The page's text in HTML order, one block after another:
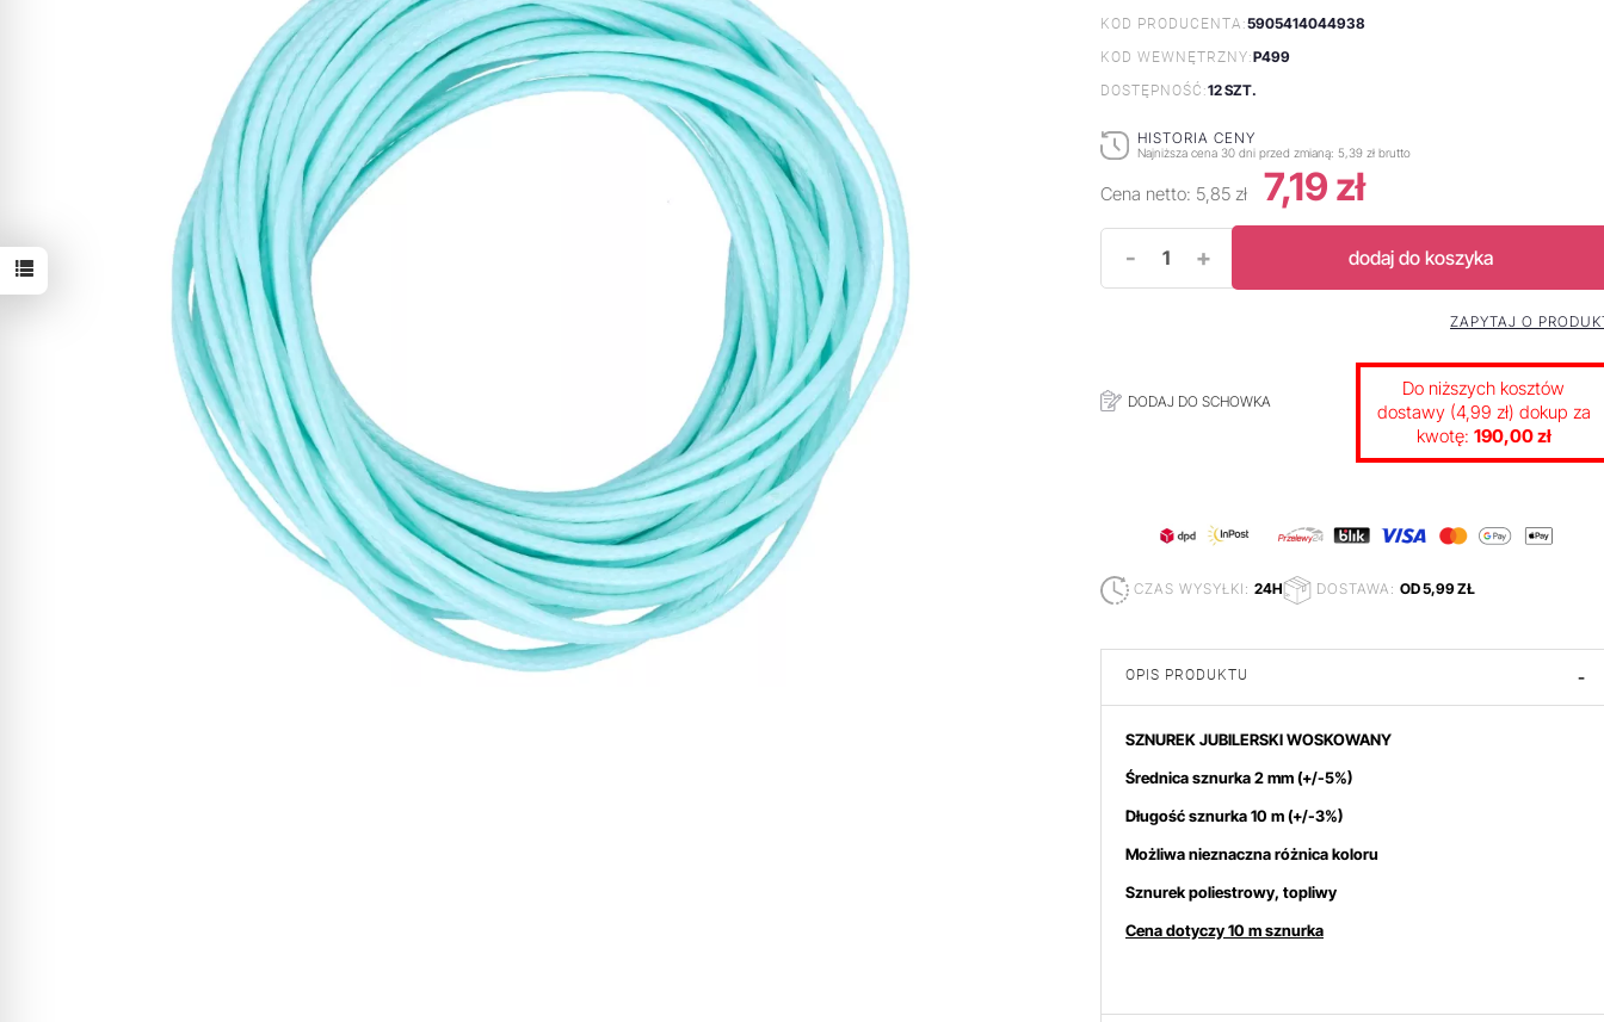
KOD PRODUCENTA:5905414044938
KOD WEWNĘTRZNY:P499
DOSTĘPNOŚĆ:12 SZT.
HISTORIA CENY
Najniższa cena 30 dni przed zmianą: 5,39 zł brutto
Cena netto: 5,85 zł 7,19 zł
- + dodaj do koszyka
DODAJ DO SCHOWKA
ZAPYTAJ O
Do niższych kosztów
dostawy (4,99 zł) dokup za
kwotę: 190,00 zł
CZAS WYSYŁKI: 24H DOSTAWA: OD 5,99 ZŁ
OPIS PRODUKTU -
SZNUREK JUBILERSKI WOSKOWANY
Średnica sznurka 2 mm (+/-5%)
Długość sznurka 10 m (+/-3%)
Możliwa nieznaczna różnica koloru
Sznurek poliestrowy, topliwy
Cena dotyczy 10 m sznurka